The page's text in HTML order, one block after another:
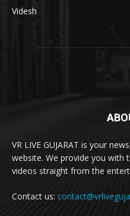
Videsh
VR LIVE GUJARAT is your
website. We provide you with
videos straight from the
Contact us: